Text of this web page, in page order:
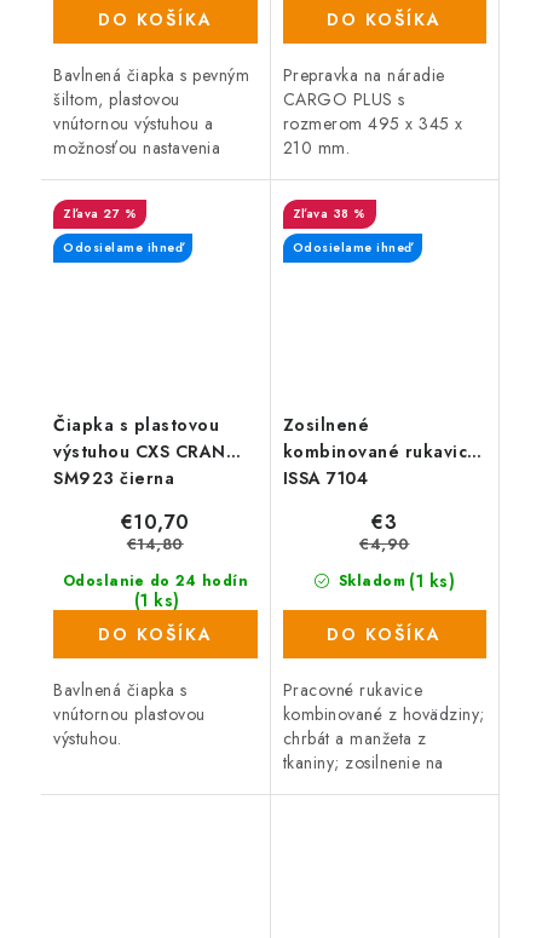
DO KOŠÍKA
Bavlnená čiapka s pevným
šiltom, plastovou
vnútornou výstuhou a
možnosťou nastavenia
zipsu.
DO KOŠÍKA
Prepravka na náradie
CARGO PLUS s
rozmerom 495 x 345 x
210 mm.
Čiapka s plastovou
výstuhou CXS CRAN
SM923 čierna
27 %
Odosielame ihneď
Odoslanie do 24 hodín
(1 ks)
€10,70
€14,80
DO KOŠÍKA
Bavlnená čiapka s
vnútornou plastovou
výstuhou.
Zosilnené
kombinované rukavice
ISSA 7104
38 %
Odosielame ihneď
Skladom (1 ks)
€3
€4,90
DO KOŠÍKA
Pracovné rukavice
kombinované z hovädziny;
chrbát a manžeta z
tkaniny; zosilnenie na